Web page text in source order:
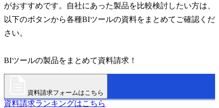
がおすすめです。自社にあった製品を比較検討したい方は、
以下のボタンから各種BIツールの資料をまとめてご確認くだ
さい。
BIツールの製品をまとめて資料請求！
資料請求フォームはこちら
資料請求ランキングはこちら